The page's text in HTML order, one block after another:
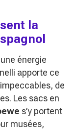
la
énergie
apporte ce
de
Les sacs en
s’y portent
musées,